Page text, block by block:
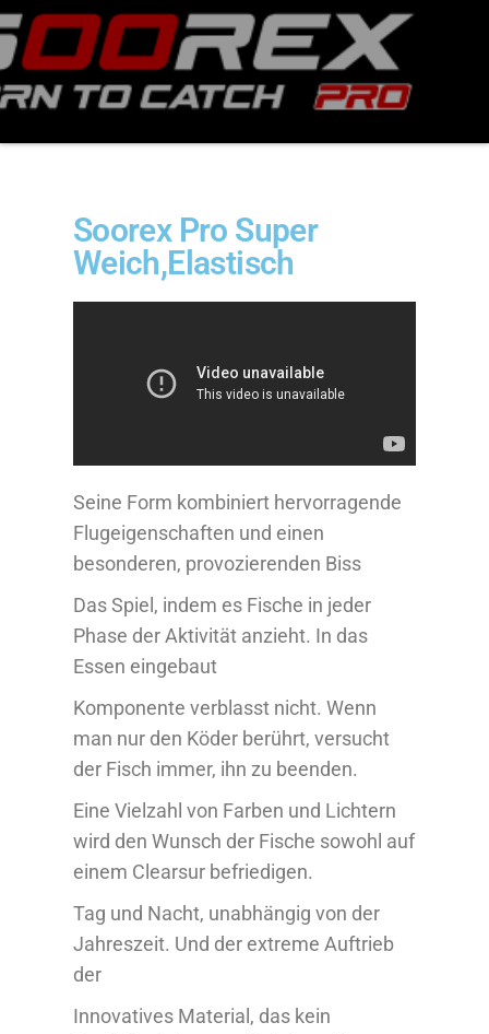
Sortiment Ruten,
Rollen und
Schnüre sowie
Zubehör für das
Brandungsangeln.
Soorex Pro Super
Weich,Elastisch
Seine Form kombiniert hervorragende
Flugeigenschaften und einen
besonderen, provozierenden Biss
Das Spiel, indem es Fische in jeder
Phase der Aktivität anzieht. In das
Essen eingebaut
Komponente verblasst nicht. Wenn
man nur den Köder berührt, versucht
der Fisch immer, ihn zu beenden.
Eine Vielzahl von Farben und Lichtern
wird den Wunsch der Fische sowohl auf
einem Clearsur befriedigen.
Tag und Nacht, unabhängig von der
Jahreszeit. Und der extreme Auftrieb
der
Innovatives Material, das kein